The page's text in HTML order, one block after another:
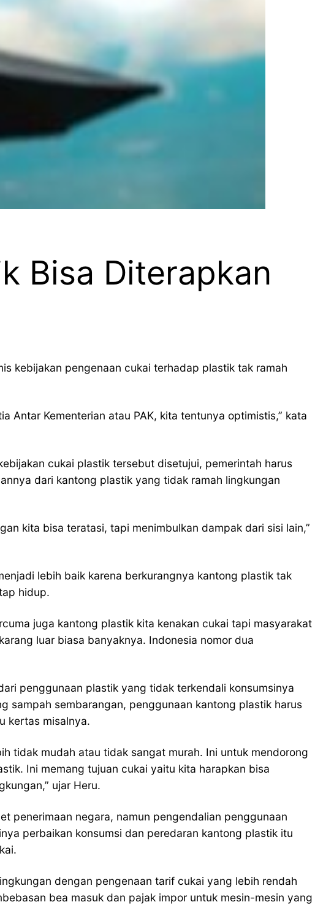
Bisa Diterapkan
kebijakan pengenaan cukai terhadap plastik tak ramah
Antar Kementerian atau PAK, kita tentunya optimistis,” kata
cukai plastik tersebut disetujui, pemerintah harus
dari kantong plastik yang tidak ramah lingkungan
kita bisa teratasi, tapi menimbulkan dampak dari sisi lain,”
lebih baik karena berkurangnya kantong plastik tak
hidup.
juga kantong plastik kita kenakan cukai tapi masyarakat
luar biasa banyaknya. Indonesia nomor dua
penggunaan plastik yang tidak terkendali konsumsinya
sampah sembarangan, penggunaan kantong plastik harus
kertas misalnya.
tidak mudah atau tidak sangat murah. Ini untuk mendorong
Ini memang tujuan cukai yaitu kita harapkan bisa
ujar Heru.
penerimaan negara, namun pengendalian penggunaan
perbaikan konsumsi dan peredaran kantong plastik itu
dengan pengenaan tarif cukai yang lebih rendah
bea masuk dan pajak impor untuk mesin-mesin yang